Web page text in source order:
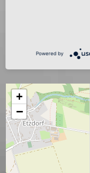
+
−
Powered by